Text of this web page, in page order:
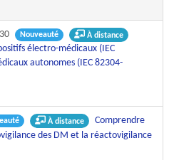
Nouveauté À distance
électro-médicaux (IEC
autonomes (IEC 82304-
À distance
Comprendre
des DM et la réactovigilance